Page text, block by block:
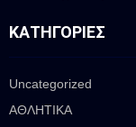
ΚΑΤΗΓΟΡΊΕΣ
Uncategorized
ΑΘΛΗΤΙΚΑ